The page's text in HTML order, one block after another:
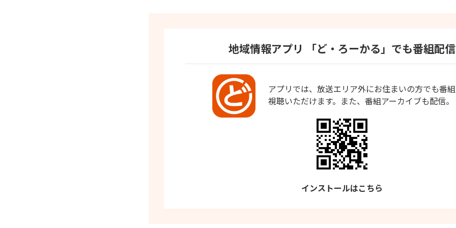
地域情報アプリ 「ど・ろーかる」でも番組配信
アプリでは、放送エリア外にお住まいの方でも番
視聴いただけます。また、番組アーカイブも配信。
インストールはこちら